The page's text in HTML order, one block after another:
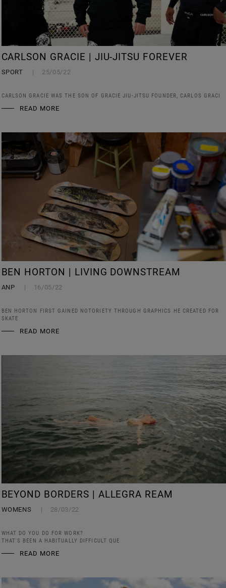
CARLSON GRACIE | JIU-JITSU FOREVER
SPORT 25/05/22
CARLSON GRACIE WAS THE SON OF GRACIE JIU-JITSU FOUNDER, CARLOS GRACI
READ MORE
BEN HORTON | LIVING DOWNSTREAM
ANP 16/05/22
BEN HORTON FIRST GAINED NOTORIETY THROUGH GRAPHICS HE CREATED FOR
SKATE
READ MORE
BEYOND BORDERS | ALLEGRA REAM
WOMENS 28/03/22
WHAT DO YOU DO FOR WORK?
THAT'S BEEN A HABITUALLY DIFFICULT QUE
READ MORE